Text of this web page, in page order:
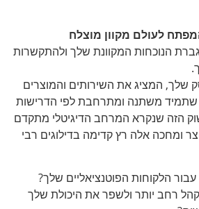
לעולם מקוון מוצלח
הנוכחות המקוונת שלך ולהתקשרות
שלך, המציג את השירותים והמוצרים
שתמיד משתנה ומתרחבת לפי הדרישות
הזה שנקרא המרחב הדיגיטלי מתקדם
ומחכה אלה רץ קדימה בדילוגים רבי
עבור הלקוחות הפוטנציאליים שלך?
רחב יותר ולשפר את היכולת שלך